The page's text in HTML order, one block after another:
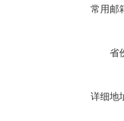
常用邮
省
详细地